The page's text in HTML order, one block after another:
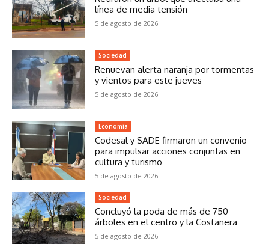
línea de media tensión
5 de agosto de 2026
Sociedad
Renuevan alerta naranja por tormentas
y vientos para este jueves
5 de agosto de 2026
Economía
Codesal y SADE firmaron un convenio
para impulsar acciones conjuntas en
cultura y turismo
5 de agosto de 2026
Sociedad
Concluyó la poda de más de 750
árboles en el centro y la Costanera
5 de agosto de 2026